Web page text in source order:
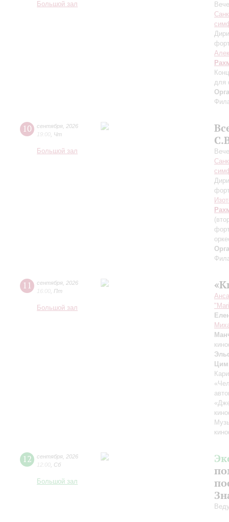
Большой зал
для
10 сентября 2026
19:00 Чт
Большой зал
11 сентября 2026
16:00 Пт
Большой зал
12 сентября 2026
12:00 Сб
Большой зал